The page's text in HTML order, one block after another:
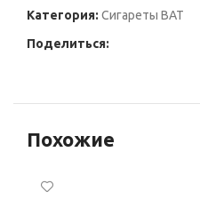
Категория: Сигареты BAT
Поделиться:
Похожие